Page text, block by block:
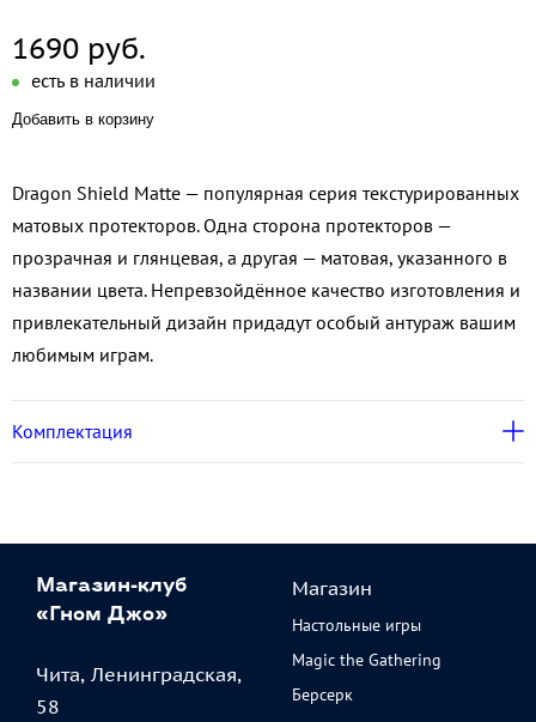
1690 руб.
есть в наличии
Добавить в корзину
Dragon Shield Matte — популярная серия текстурированных
матовых протекторов. Одна сторона протекторов —
прозрачная и глянцевая, а другая — матовая, указанного в
названии цвета. Непревзойдённое качество изготовления и
привлекательный дизайн придадут особый антураж вашим
любимым играм.
Комплектация
Магазин-клуб
«Гном Джо»
Чита, Ленинградская,
58
Магазин
Настольные игры
Magic the Gathering
Берсерк